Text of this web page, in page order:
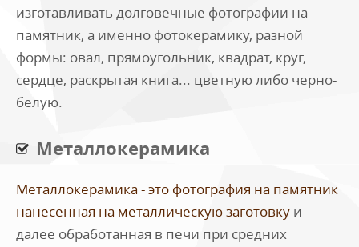
изготавливать долговечные фотографии на
памятник, а именно фотокерамику, разной
формы: овал, прямоугольник, квадрат, круг,
сердце, раскрытая книга... цветную либо черно-
белую.
Металлокерамика
Металлокерамика - это фотография на памятник
нанесенная на металлическую заготовку и
далее обработанная в печи при средних